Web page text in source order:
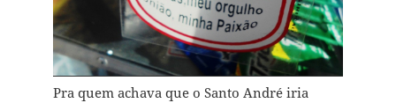
Pra quem achava que o Santo André iria